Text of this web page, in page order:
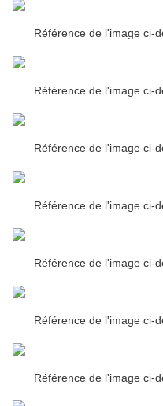
Référence de l'image ci-
Référence de l'image ci-
Référence de l'image ci-
Référence de l'image ci-
Référence de l'image ci-
Référence de l'image ci-
Référence de l'image ci-